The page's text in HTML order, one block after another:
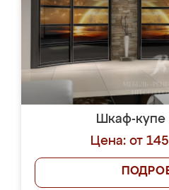
Шкаф-купе
Цена: от